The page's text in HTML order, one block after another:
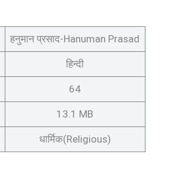
हनुमान प्रसाद-Hanuman Prasad
हिन्दी
64
13.1 MB
धार्मिक(Religious)